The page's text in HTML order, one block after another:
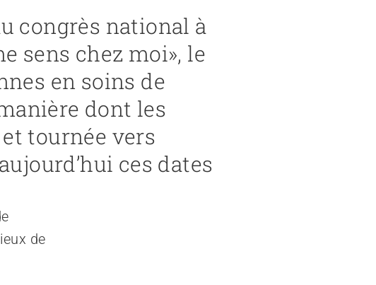
congrès national à
sens chez moi», le
en soins de
dont les
tournée vers
ces dates
de